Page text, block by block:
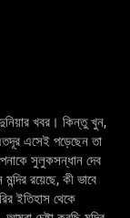
খবর। কিন্তু খুন,
এসেই পড়েছেন তা
সুলুকসন্ধান দেব
রয়েছে, কী ভাবে
ইতিহাস থেকে